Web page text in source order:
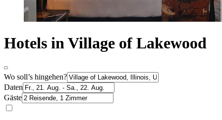
Hotels in Village of Lakewood
Wo soll’s hingehen?
Daten
Gäste